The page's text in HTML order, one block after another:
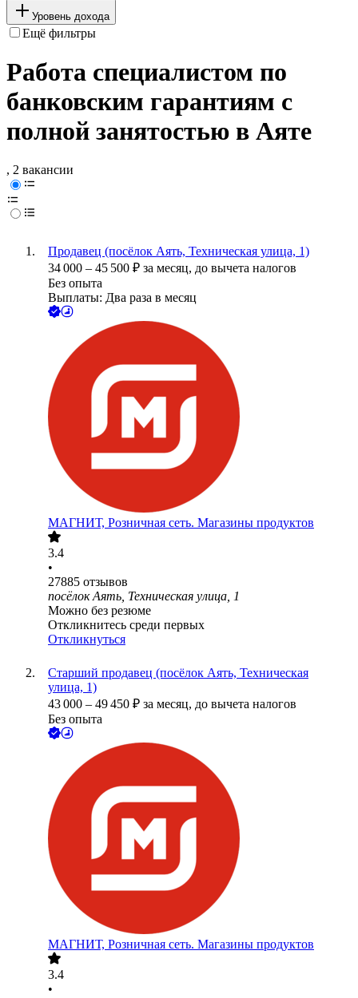
Уровень дохода
Ещё фильтры
Работа специалистом по
банковским гарантиям с
полной занятостью в Аяте
, 2 вакансии
Продавец (посёлок Аять, Техническая улица, 1)
34 000 – 45 500 ₽ за месяц, до вычета налогов
Без опыта
Выплаты: Два раза в месяц
МАГНИТ, Розничная сеть. Магазины продуктов
3.4
•
27885 отзывов
посёлок Аять, Техническая улица, 1
Можно без резюме
Откликнитесь среди первых
Откликнуться
Старший продавец (посёлок Аять, Техническая
улица, 1)
43 000 – 49 450 ₽ за месяц, до вычета налогов
Без опыта
МАГНИТ, Розничная сеть. Магазины продуктов
3.4
•